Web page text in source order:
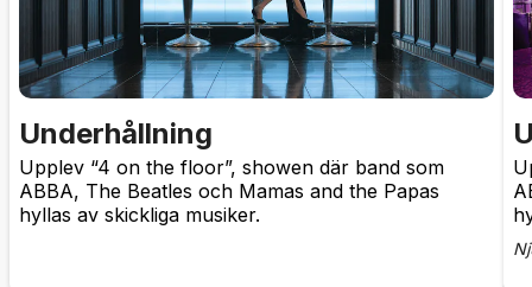
Underhållning
Upplev “4 on the floor”, showen där band som
ABBA, The Beatles och Mamas and the Papas
hyllas av skickliga musiker.